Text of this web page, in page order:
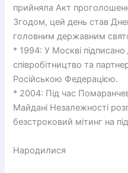
прийняла Акт
Згодом, цей день став
головним державним
* 1994: У Москві
співробітництво та
Російською Федерацією.
* 2004: Під час
Майдані Незалежності
безстроковий мітинг на
Народилися